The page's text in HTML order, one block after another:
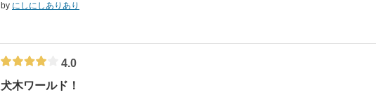
by にしにしありあり
4.0
犬木ワールド！